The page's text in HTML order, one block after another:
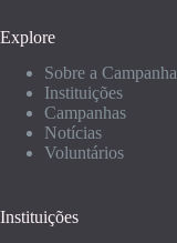
Explore
Sobre a Campanha
Instituições
Campanhas
Notícias
Voluntários
Instituições